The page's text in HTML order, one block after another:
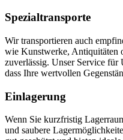
Spezialtransporte
Wir transportieren auch
wie Kunstwerke, Antiquitäten
zuverlässig. Unser Service für
dass Ihre wertvollen
Einlagerung
Wenn Sie kurzfristig
und saubere